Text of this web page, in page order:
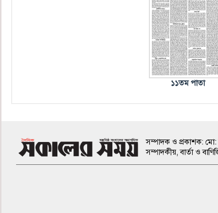
১১তম পাতা
সম্পাদক ও প্রকাশক: মো:
সম্পাদকীয়, বার্তা ও